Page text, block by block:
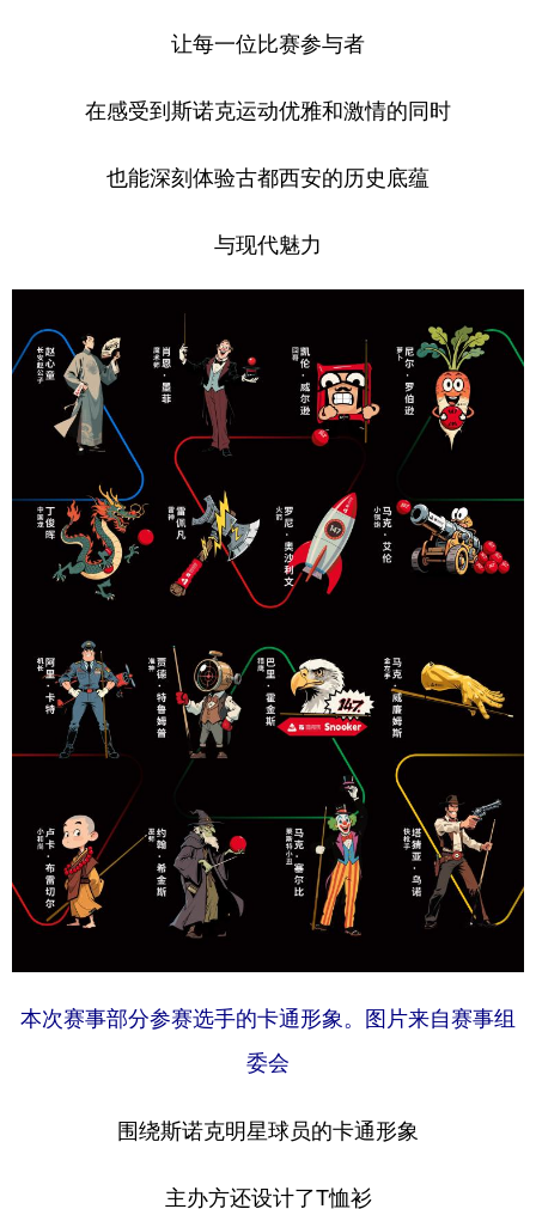
让每一位比赛参与者
在感受到斯诺克运动优雅和激情的同时
也能深刻体验古都西安的历史底蕴
与现代魅力
本次赛事部分参赛选手的卡通形象。图片来自赛事组
委会
围绕斯诺克明星球员的卡通形象
主办方还设计了T恤衫